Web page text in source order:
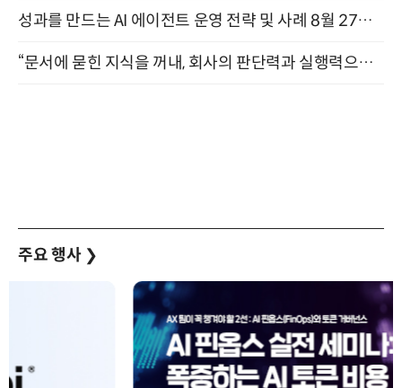
성과를 만드는 AI 에이전트 운영 전략 및 사례 8월 27일 개최
“문서에 묻힌 지식을 꺼내, 회사의 판단력과 실행력으로 바꾸다” (8/20)
주요 행사 ❯